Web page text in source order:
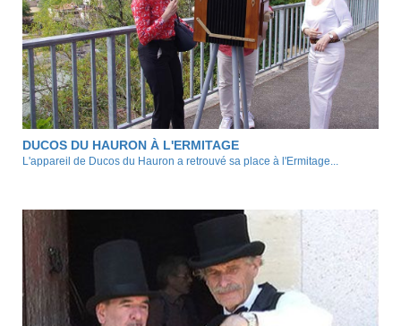
DUCOS DU HAURON À L'ERMITAGE
L'appareil de Ducos du Hauron a retrouvé sa place à l'Ermitage...